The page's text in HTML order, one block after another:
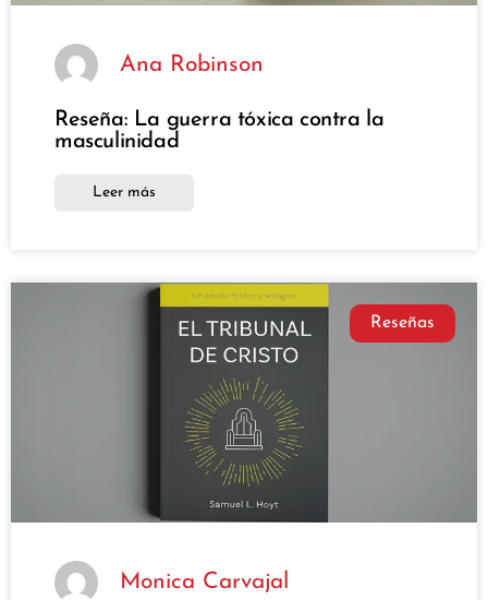
Ana Robinson
Reseña: La guerra tóxica contra la
masculinidad
Leer más
Reseñas
Monica Carvajal